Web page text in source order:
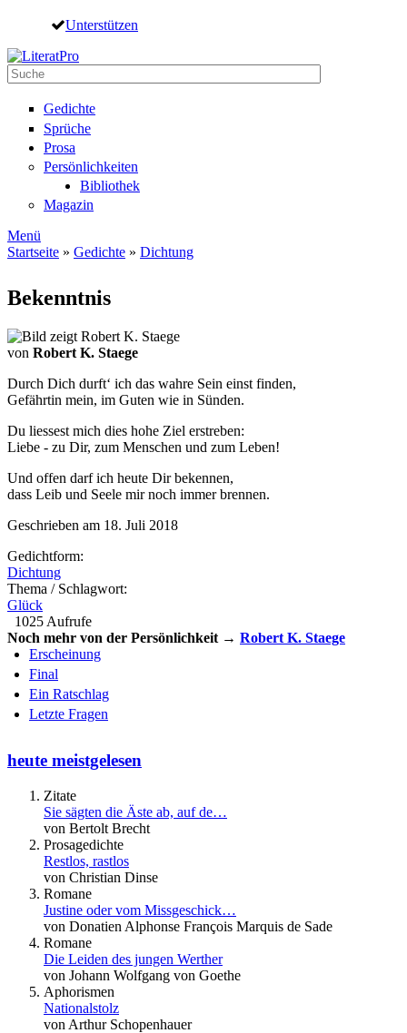
Direkt zum Inhalt
Unterstützen
Suche
Gedichte
Sprüche
Prosa
Persönlichkeiten
Bibliothek
Magazin
Menü
Startseite » Gedichte » Dichtung
Bekenntnis
von Robert K. Staege
Durch Dich durft‘ ich das wahre Sein einst finden,
Gefährtin mein, im Guten wie in Sünden.
Du liessest mich dies hohe Ziel erstreben:
Liebe - zu Dir, zum Menschen und zum Leben!
Und offen darf ich heute Dir bekennen,
dass Leib und Seele mir noch immer brennen.
Geschrieben am 18. Juli 2018
Gedichtform:
Dichtung
Thema / Schlagwort:
Glück
1025 Aufrufe
Noch mehr von der Persönlichkeit → Robert K. Staege
Erscheinung
Final
Ein Ratschlag
Letzte Fragen
heute meistgelesen
Zitate
Sie sägten die Äste ab, auf de…
von Bertolt Brecht
Prosagedichte
Restlos, rastlos
von Christian Dinse
Romane
Justine oder vom Missgeschick…
von Donatien Alphonse François Marquis de Sade
Romane
Die Leiden des jungen Werther
von Johann Wolfgang von Goethe
Aphorismen
Nationalstolz
von Arthur Schopenhauer